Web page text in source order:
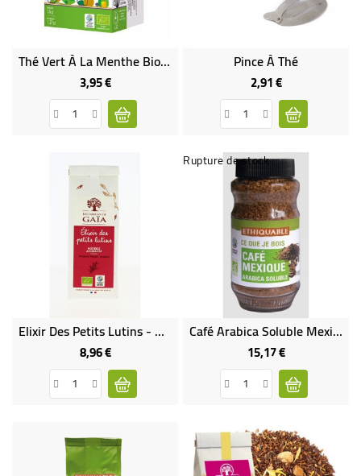
Thé Vert À La Menthe Bio & Équitable
3,95 €Prix
Pince À Thé
2,91 €Prix
Elixir Des Petits Lutins - Rooibos Aromatisé (Fraise - Vanille) Bio
8,96 €Prix
Rupture de stock
Café Arabica Soluble Mexique Bio & Équitable
15,17 €Prix